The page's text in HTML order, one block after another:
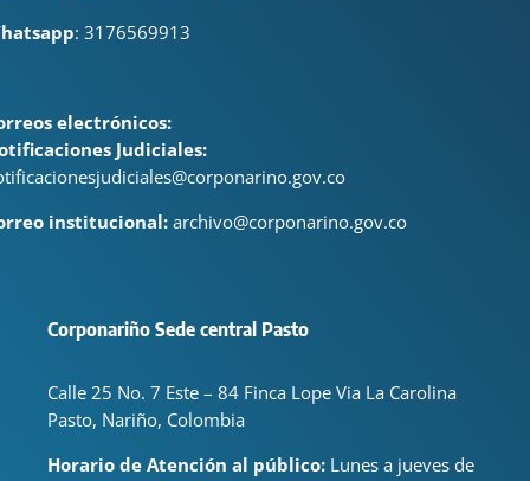
: 3176569913
electrónicos:
Judiciales:
institucional: archivo@corponarino.gov.co
Corponariño Sede central Pasto
Calle 25 No. 7 Este – 84 Finca Lope Via La Carolina
Pasto, Nariño, Colombia
Horario de Atención al público: Lunes a jueves de